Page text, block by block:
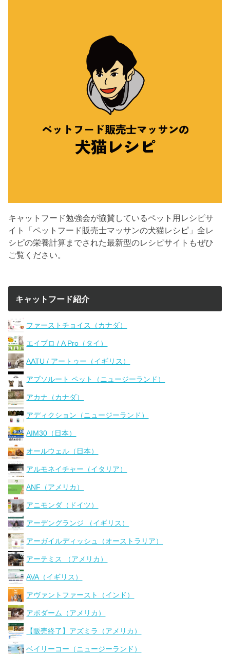
キャットフード勉強会が協賛しているペット用レシピサ
イト「ペットフード販売士マッサンの犬猫レシピ」全レ
シピの栄養計算までされた最新型のレシピサイトもぜひ
ご覧ください。
キャットフード紹介
ファーストチョイス（カナダ）
エイプロ / A Pro（タイ）
AATU / アートゥー（イギリス）
アブソルート ペット（ニュージーランド）
アカナ（カナダ）
アディクション（ニュージーランド）
AIM30（日本）
オールウェル（日本）
アルモネイチャー（イタリア）
ANF（アメリカ）
アニモンダ（ドイツ）
アーデングランジ （イギリス）
アーガイルディッシュ（オーストラリア）
アーテミス （アメリカ）
AVA（イギリス）
アヴァントファースト（インド）
アボダーム（アメリカ）
【販売終了】アズミラ（アメリカ）
ベイリーコー（ニュージーランド）